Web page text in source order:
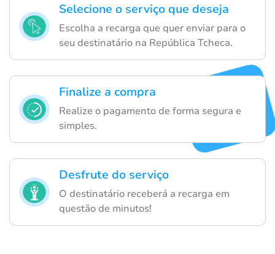
Selecione o serviço que deseja
Escolha a recarga que quer enviar para o
seu destinatário na República Tcheca.
Finalize a compra
Realize o pagamento de forma segura e
simples.
Desfrute do serviço
O destinatário receberá a recarga em
questão de minutos!